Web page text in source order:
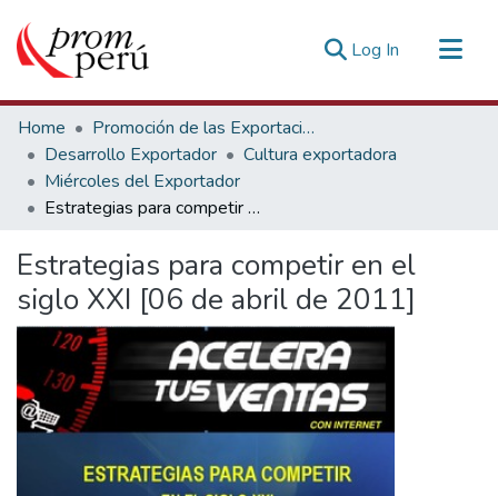
Log In (current)
Communities & Collections
All of DSpace
Statistics
Estadísticas Externas
Home
Promoción de las Exportaciones
Desarrollo Exportador
Cultura exportadora
Miércoles del Exportador
Estrategias para competir en el siglo XXI [06 de abril de 2011]
Estrategias para competir en el
siglo XXI [06 de abril de 2011]